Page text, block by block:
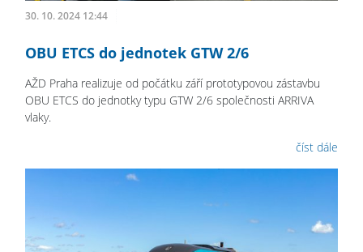
30. 10. 2024 12:44
OBU ETCS do jednotek GTW 2/6
AŽD Praha realizuje od počátku září prototypovou zástavbu
OBU ETCS do jednotky typu GTW 2/6 společnosti ARRIVA
vlaky.
číst dále